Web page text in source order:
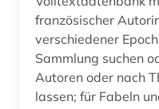
französischer
verschiedener
Sammlung suchen
Autoren oder nach
lassen; für Fabeln